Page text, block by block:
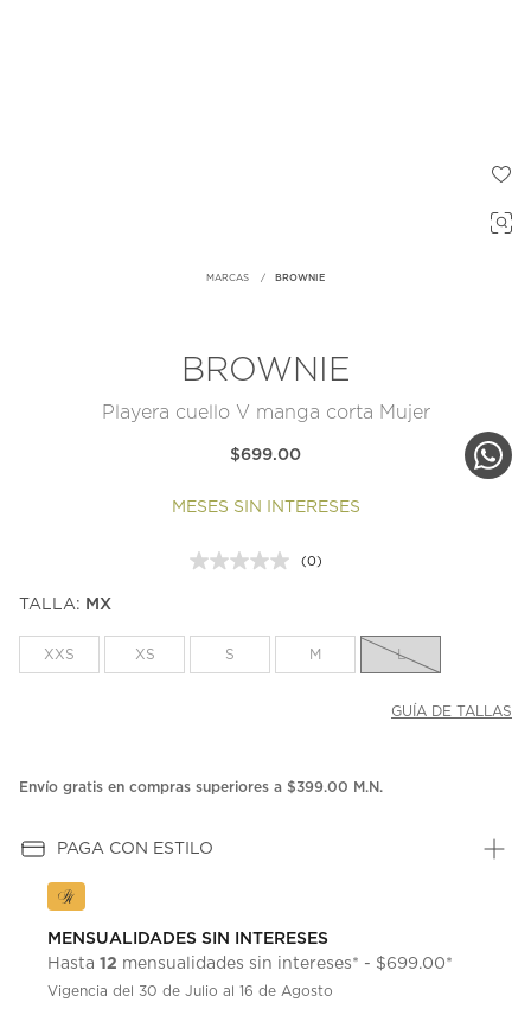
MARCAS BROWNIE
BROWNIE
Playera cuello V manga corta Mujer
$699.00
MESES SIN INTERESES
Sin
la
misma
(0)
TALLA: MX
XXS XS S M L
GUÍA DE TALLAS
Envío gratis en compras superiores a $399.00 M.N.
PAGA CON ESTILO
MENSUALIDADES SIN INTERESES
Hasta 12 mensualidades sin intereses* - $699.00*
Vigencia del 30 de Julio al 16 de Agosto